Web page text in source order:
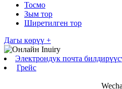
Тосмо
Зым тор
Ширетилген тор
Дагы көрүү +
Электрондук почта
Грейс